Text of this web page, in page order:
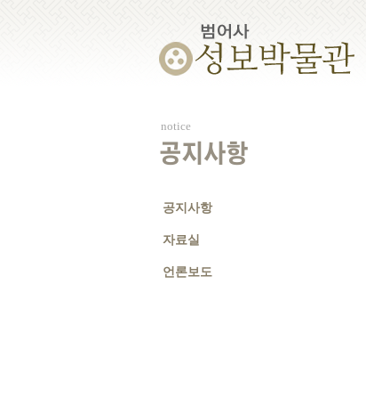
notice
공지사항
공지사항
자료실
언론보도